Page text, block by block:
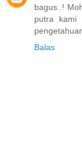
bagus..!
putra kami
Balas